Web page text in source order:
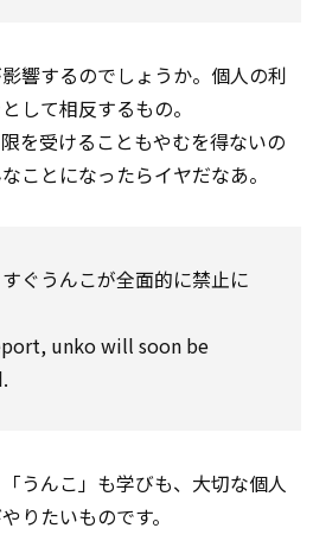
響するのでしょうか。個人の利
して相反するもの。
を受けることもやむを得ないの
ことになったらイヤだなあ。
ぐうんこが全面的に禁止に
unko will soon be
うんこ」も学びも、大切な個人
りたいものです。